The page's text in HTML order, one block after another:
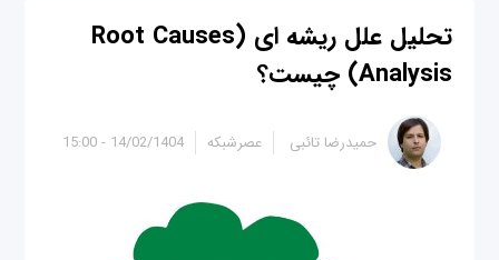
تحلیل علل ریشه ‌ای (Root Causes
Analysis) چیست؟
14/02/1404 - 15:00 حمیدرضا تائبی عصرشبکه